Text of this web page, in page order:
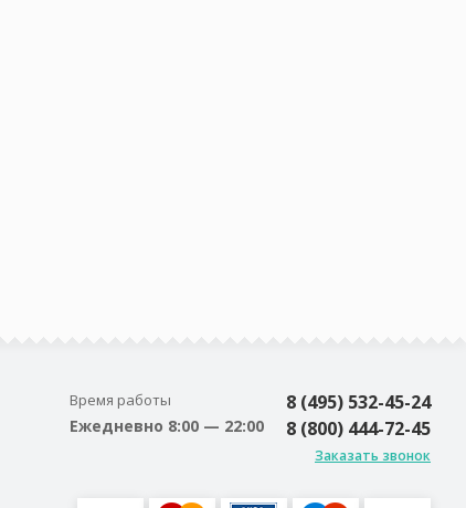
Время работы
Ежедневно 8:00 — 22:00
8 (495) 532-45-24
8 (800) 444-72-45
Заказать звонок